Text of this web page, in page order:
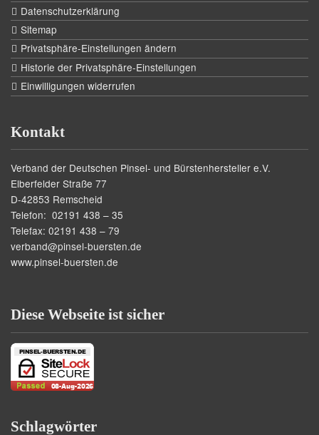
Datenschutzerklärung
Sitemap
Privatsphäre-Einstellungen ändern
Historie der Privatsphäre-Einstellungen
Einwilligungen widerrufen
Kontakt
Verband der Deutschen Pinsel- und Bürstenhersteller e.V.
Elberfelder Straße 77
D-42853 Remscheid
Telefon: 02191 438 – 35
Telefax: 02191 438 – 79
verband@pinsel-buersten.de
www.pinsel-buersten.de
Diese Webseite ist sicher
Schlagwörter